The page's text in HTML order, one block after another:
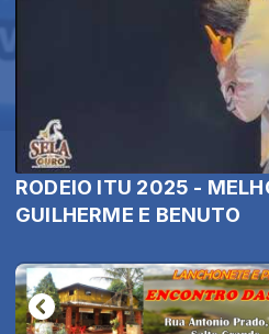
RODEIO ITU 2025 -
GUILHERME E BENUTO